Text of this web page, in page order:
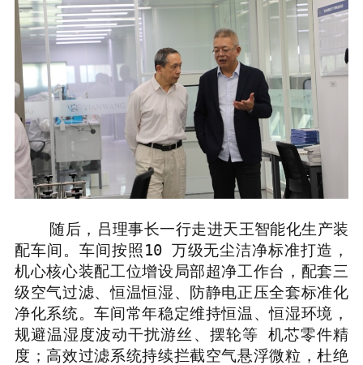
随后，吕理事长一行走进天王智能化生产装
配车间。车间按照 10 万级无尘洁净标准打造，
机心核心装配工位增设局部超净工作台，配套三
级空气过滤、恒温恒湿、防静电正压全套标准化
净化系统。车间常年稳定维持恒温、恒湿环境，
规避温湿度波动干扰游丝、 摆轮等 机芯零件精
度； 高效过滤系统持续拦截空气悬浮微粒，杜绝